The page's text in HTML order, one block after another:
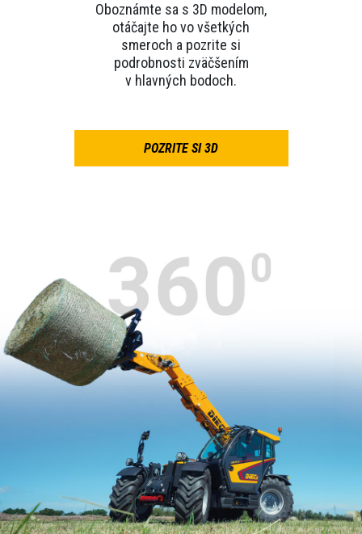
Oboznámte sa s 3D modelom,
otáčajte ho vo všetkých
smeroch a pozrite si
podrobnosti zväčšením
v hlavných bodoch.
POZRITE SI 3D